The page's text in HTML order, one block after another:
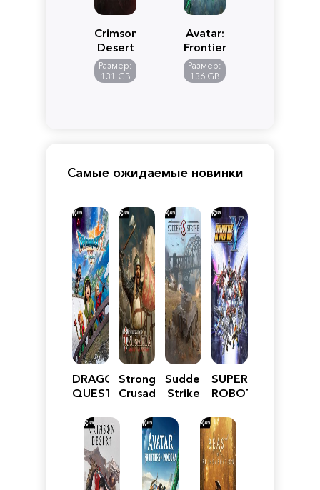
Crimson
Desert
Размер:
131 GB
Avatar:
Frontiers
of
Pandora
Размер:
136 GB
Самые ожидаемые новинки
DRAGON
QUEST
Reimagined
Stronghold
Crusader:
Edition
Sudden
Strike
SUPER
ROBOT
Y